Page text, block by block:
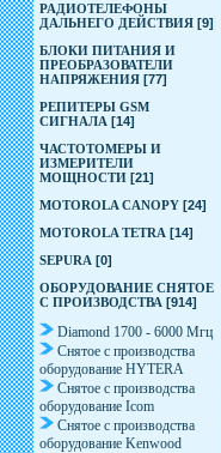
РАДИОТЕЛЕФОНЫ
ДАЛЬНЕГО ДЕЙСТВИЯ [9]
БЛОКИ ПИТАНИЯ И
ПРЕОБРАЗОВАТЕЛИ
НАПРЯЖЕНИЯ [77]
РЕПИТЕРЫ GSM
СИГНАЛА [14]
ЧАСТОТОМЕРЫ И
ИЗМЕРИТЕЛИ
МОЩНОСТИ [21]
MOTOROLA CANOPY [24]
MOTOROLA TETRA [14]
SEPURA [0]
ОБОРУДОВАНИЕ СНЯТОЕ
С ПРОИЗВОДСТВА [914]
Diamond 1700 - 6000 Мгц
Снятое с производства
оборудование HYTERA
Снятое с производства
оборудование Icom
Снятое с производства
оборудование Kenwood